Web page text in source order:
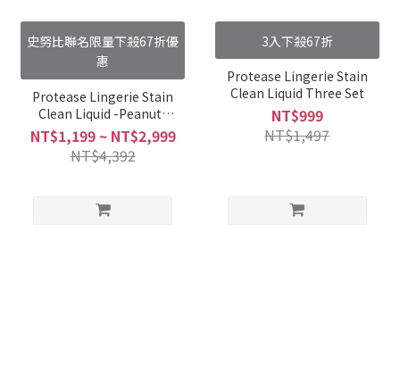
史努比聯名限量下殺67折優
惠
Protease Lingerie Stain
Clean Liquid -Peanuts
co-branded
NT$1,199 ~ NT$2,999
NT$4,392
3入下殺67折
Protease Lingerie Stain
Clean Liquid Three Set
NT$999
NT$1,497